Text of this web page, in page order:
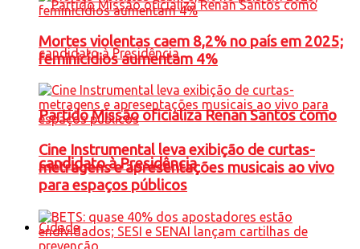
Partido Missão oficializa Renan Santos como
candidato à Presidência
Cidade
Mortes violentas caem 8,2% no país em 2025;
feminicídios aumentam 4%
Cine Instrumental leva exibição de curtas-
metragens e apresentações musicais ao vivo
para espaços públicos